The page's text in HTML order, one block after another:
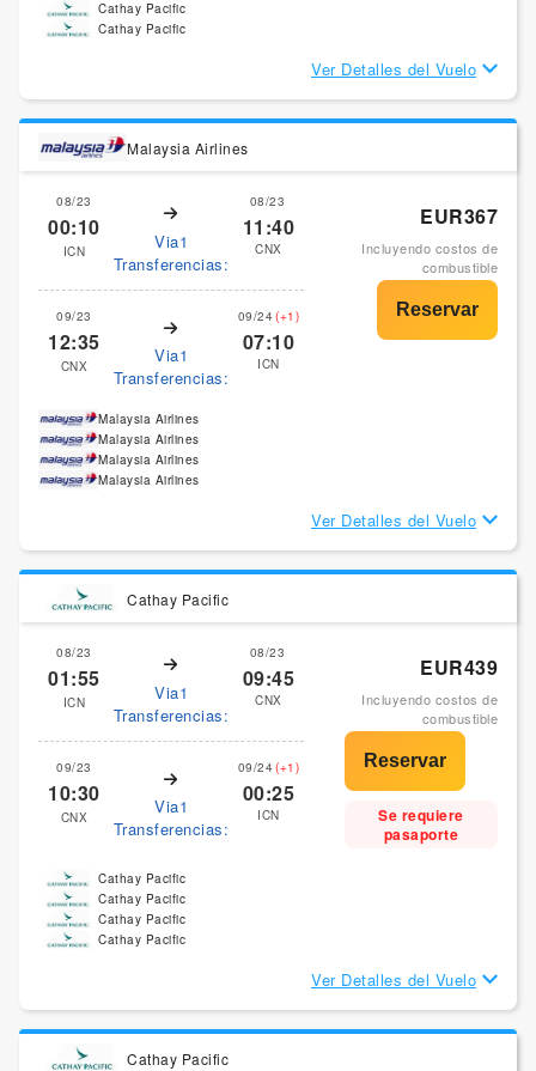
Cathay Pacific
Cathay Pacific
Ver Detalles del Vuelo
Malaysia Airlines
08/23
00:10
ICN
Via1
Transferencias:
08/23
11:40
CNX
09/23
12:35
CNX
Via1
Transferencias:
09/24(+1)
07:10
ICN
EUR367
Incluyendo costos de
combustible
Malaysia Airlines
Malaysia Airlines
Malaysia Airlines
Malaysia Airlines
Ver Detalles del Vuelo
Cathay Pacific
08/23
01:55
ICN
Via1
Transferencias:
08/23
09:45
CNX
09/23
10:30
CNX
Via1
Transferencias:
09/24(+1)
00:25
ICN
EUR439
Incluyendo costos de
combustible
Se requiere
pasaporte
Cathay Pacific
Cathay Pacific
Cathay Pacific
Cathay Pacific
Ver Detalles del Vuelo
Cathay Pacific